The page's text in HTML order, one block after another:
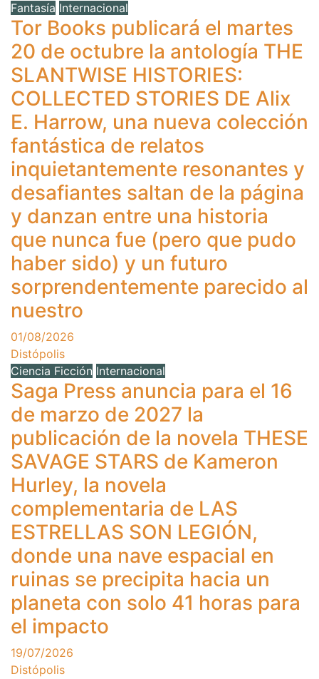
Fantasía Internacional
Tor Books publicará el martes
20 de octubre la antología THE
SLANTWISE HISTORIES:
COLLECTED STORIES DE Alix
E. Harrow, una nueva colección
fantástica de relatos
inquietantemente resonantes y
desafiantes saltan de la página
y danzan entre una historia
que nunca fue (pero que pudo
haber sido) y un futuro
sorprendentemente parecido al
nuestro
01/08/2026
Distópolis
Ciencia Ficción Internacional
Saga Press anuncia para el 16
de marzo de 2027 la
publicación de la novela THESE
SAVAGE STARS de Kameron
Hurley, la novela
complementaria de LAS
ESTRELLAS SON LEGIÓN,
donde una nave espacial en
ruinas se precipita hacia un
planeta con solo 41 horas para
el impacto
19/07/2026
Distópolis